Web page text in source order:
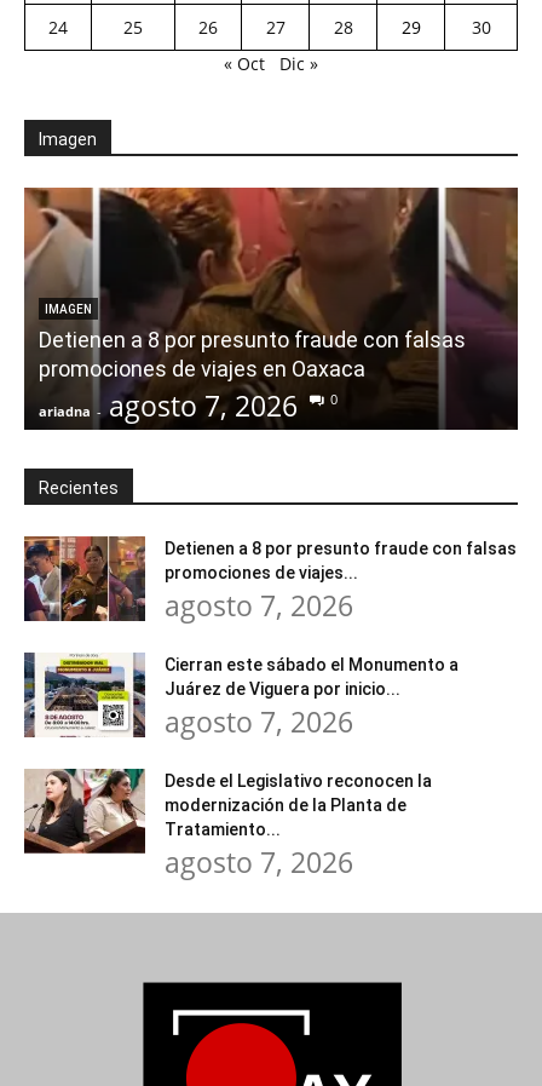
24
25 26 27 28 29
30
« Oct
Dic »
Imagen
IMAGEN
Detienen a 8 por presunto fraude con falsas
promociones de viajes en Oaxaca
ariadna - agosto 7, 2026 0
Recientes
Detienen a 8 por presunto fraude con falsas
promociones de viajes...
agosto 7, 2026
Cierran este sábado el Monumento a
Juárez de Viguera por inicio...
agosto 7, 2026
Desde el Legislativo reconocen la
modernización de la Planta de
Tratamiento...
agosto 7, 2026